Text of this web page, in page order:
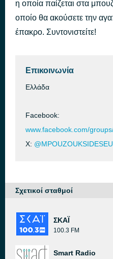
η οποία παίζεται στα
οποίο θα ακούσετε την
έπακρο. Συντονιστείτε!
Επικοινωνία
Ελλάδα
Facebook:
www.facebook.com/
X: @MPOUZOUKSIDESEU
Σχετικοί σταθμοί
ΣΚΑΪ
100.3 FM
Smart Radio